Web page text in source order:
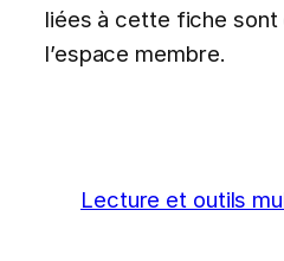
liées à cette fiche sont
l’espace membre.
Lecture et outils